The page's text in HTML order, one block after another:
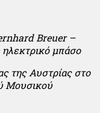
Breuer –
μπάσο
της Αυστρίας στο
Μουσικού